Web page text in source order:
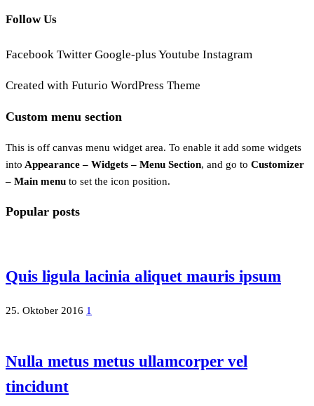
Follow Us
Facebook Twitter Google-plus Youtube Instagram
Created with Futurio WordPress Theme
Custom menu section
This is off canvas menu widget area. To enable it add some widgets
into Appearance – Widgets – Menu Section, and go to Customizer
– Main menu to set the icon position.
Popular posts
Quis ligula lacinia aliquet mauris ipsum
25. Oktober 2016 1
Nulla metus metus ullamcorper vel
tincidunt